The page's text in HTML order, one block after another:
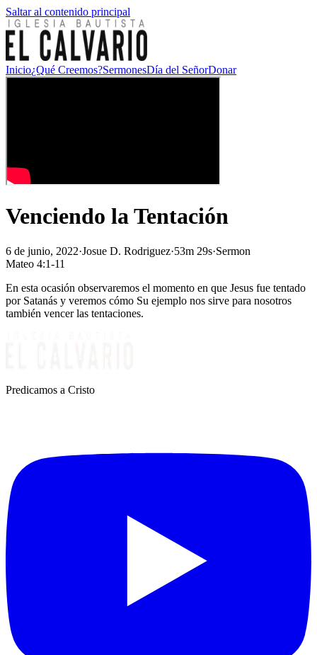
Saltar al contenido principal
Inicio¿Qué Creemos?SermonesDía del SeñorDonar
Venciendo la Tentación
6 de junio, 2022·Josue D. Rodriguez·53m 29s·Sermon
Mateo 4:1-11
En esta ocasión observaremos el momento en que Jesus fue tentado
por Satanás y veremos cómo Su ejemplo nos sirve para nosotros
también vencer las tentaciones.
Predicamos a Cristo